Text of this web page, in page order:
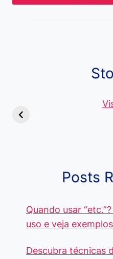
Diferença e
Posts
Quando usar
uso e veja exemplos
Descubra técnicas